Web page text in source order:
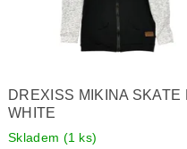
DREXISS MIKINA SKATE
WHITE
Skladem (1 ks)